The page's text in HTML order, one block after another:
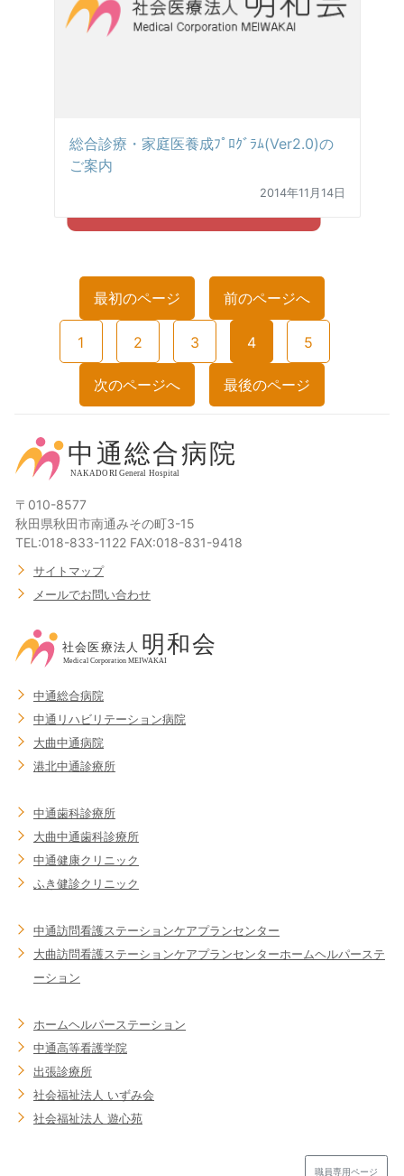
総合診療・家庭医養成ﾌﾟﾛｸﾞﾗﾑ(Ver2.0)の
ご案内
2014年11月14日
最初のページ 前のページへ
1 2 3 4 5
次のページへ 最後のページ
〒010-8577
秋田県秋田市南通みその町3-15
TEL:018-833-1122 FAX:018-831-9418
サイトマップ
メールでお問い合わせ
中通総合病院
中通リハビリテーション病院
大曲中通病院
港北中通診療所
中通歯科診療所
大曲中通歯科診療所
中通健康クリニック
ふき健診クリニック
中通訪問看護ステーションケアプランセンター
大曲訪問看護ステーションケアプランセンターホームヘルパーステ
ーション
ホームヘルパーステーション
中通高等看護学院
出張診療所
社会福祉法人 いずみ会
社会福祉法人 遊心苑
職員専用ページ